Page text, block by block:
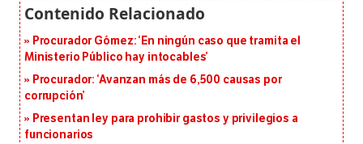
Procurador Gómez: ‘En ningún caso que tramita el
Ministerio Público hay intocables’
Procurador: ‘Avanzan más de 6,500 causas por
corrupción’
Presentan ley para prohibir gastos y privilegios a
funcionarios